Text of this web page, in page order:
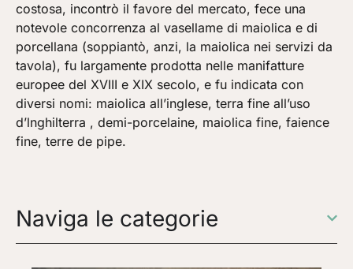
costosa, incontrò il favore del mercato, fece una
notevole concorrenza al vasellame di maiolica e di
porcellana (soppiantò, anzi, la maiolica nei servizi da
tavola), fu largamente prodotta nelle manifatture
europee del XVIII e XIX secolo, e fu indicata con
diversi nomi: maiolica all’inglese, terra fine all’uso
d’lnghilterra , demi-porcelaine, maiolica fine, faience
fine, terre de pipe.
Naviga le categorie